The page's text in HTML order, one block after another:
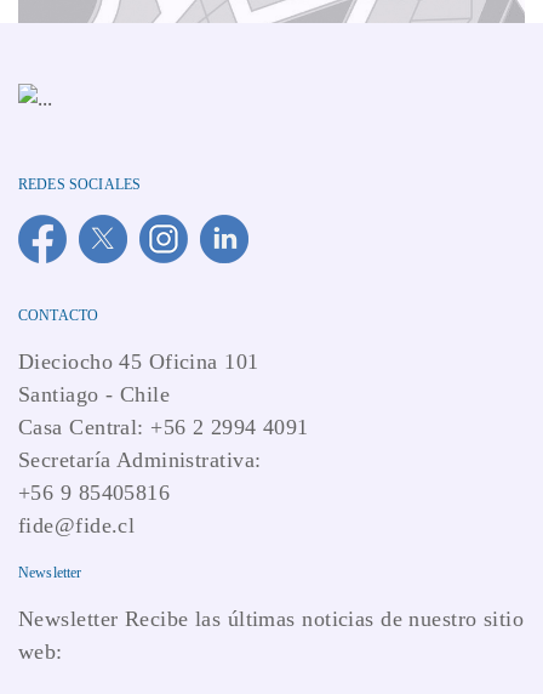
REDES SOCIALES
CONTACTO
Dieciocho 45 Oficina 101
Santiago - Chile
Casa Central: +56 2 2994 4091
Secretaría Administrativa:
+56 9 85405816
fide@fide.cl
Newsletter
Newsletter Recibe las últimas noticias de nuestro sitio
web: